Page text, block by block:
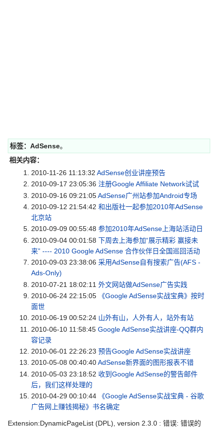
标签： AdSense。
相关内容：
2010-11-26 11:13:32 AdSense创业讲座预告
2010-09-17 23:05:36 注册Google Affiliate Network试试
2010-09-16 09:21:05AdSense广州站参加Android专场
2010-09-12 21:54:42 和出版社一起参加2010年AdSense
北京站
2010-09-09 00:55:48 参加2010年AdSense上海站活动日
2010-09-04 00:01:58 下周去上海参加“展示精彩 赢接未
来” ---- 2010 Google AdSense 合作伙伴日全国巡回活动
2010-09-03 23:38:06 采用AdSense自有搜索广告(AFS -
Ads-Only)
2010-07-21 18:02:11 外文网站做AdSense广告实践
2010-06-24 22:15:05
《Google AdSense实战宝典》按时
面世
2010-06-19 00:52:24 山外有山，人外有人，站外有站
2010-06-10 11:58:45 Google AdSense实战讲座-QQ群内
容记录
2010-06-01 22:26:23 预告Google AdSense实战讲座
2010-05-08 00:40:40AdSense新界面的图形报表不错
2010-05-03 23:18:52 收到Google AdSense的警告邮件
后，我们这样处理的
2010-04-29 00:10:44
《Google AdSense实战宝典 - 谷歌
广告网上赚钱揭秘》书名确定
Extension:DynamicPageList (DPL), version 2.3.0 : 错误: 错误的